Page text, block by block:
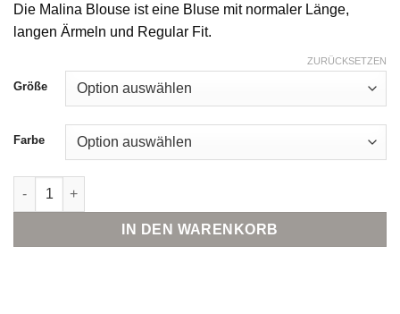
Die Malina Blouse ist eine Bluse mit normaler Länge,
langen Ärmeln und Regular Fit.
Größe
Farbe
ZURÜCKSETZEN
Guido Maria Kretschmer Malina Blouse Menge
IN DEN WARENKORB